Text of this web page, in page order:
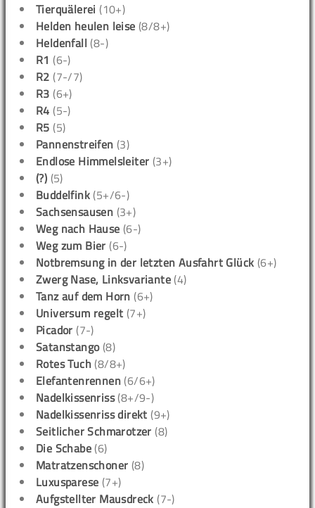
Tierquälerei (10+)
Helden heulen leise (8/8+)
Heldenfall (8-)
R1 (6-)
R2 (7-/7)
R3 (6+)
R4 (5-)
R5 (5)
Pannenstreifen (3)
Endlose Himmelsleiter (3+)
(?) (5)
Buddelfink (5+/6-)
Sachsensausen (3+)
Weg nach Hause (6-)
Weg zum Bier (6-)
Notbremsung in der letzten Ausfahrt Glück (6+)
Zwerg Nase, Linksvariante (4)
Tanz auf dem Horn (6+)
Universum regelt (7+)
Picador (7-)
Satanstango(8)
Rotes Tuch (8/8+)
Elefantenrennen (6/6+)
Nadelkissenriss(8+/9-)
Nadelkissenriss direkt (9+)
Seitlicher Schmarotzer (8)
Die Schabe (6)
Matratzenschoner (8)
Luxusparese (7+)
Aufgstellter Mausdreck (7-)